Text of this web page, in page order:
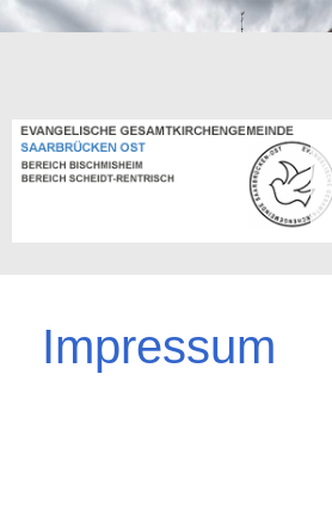
Impressum